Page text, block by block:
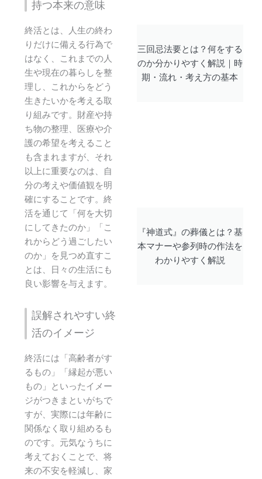
持つ本来の意味
終活とは、人生の終わ
りだけに備える行為で
はなく、これまでの人
生や現在の暮らしを整
理し、これからをどう
生きたいかを考える取
り組みです。財産や持
ち物の整理、医療や介
護の希望を考えること
も含まれますが、それ
以上に重要なのは、自
分の考えや価値観を明
確にすることです。終
活を通じて「何を大切
にしてきたのか」「こ
れからどう過ごしたい
のか」を見つめ直すこ
とは、日々の生活にも
良い影響を与えます。
誤解されやすい終
活のイメージ
終活には「高齢者がす
るもの」「縁起が悪い
もの」といったイメー
ジがつきまといがちで
すが、実際には年齢に
関係なく取り組めるも
のです。元気なうちに
考えておくことで、将
来の不安を軽減し、家
三回忌法要とは？何をする
のか分かりやすく解説｜時
期・流れ・考え方の基本
『神道式』の葬儀とは？基
本マナーや参列時の作法を
わかりやすく解説